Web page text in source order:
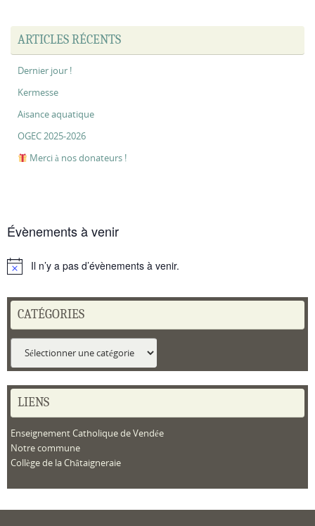
ARTICLES RÉCENTS
Dernier jour !
Kermesse
Aisance aquatique
OGEC 2025-2026
Merci à nos donateurs !
Évènements à venir
NoticeIl n’y a pas d’évènements à venir.
CATÉGORIES
LIENS
Enseignement Catholique de Vendée
Notre commune
Collège de la Châtaigneraie